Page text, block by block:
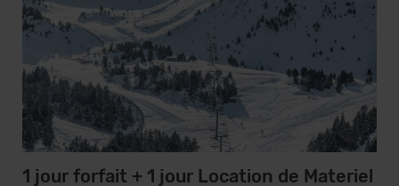
1 jour forfait + 1 jour Location de Materiel